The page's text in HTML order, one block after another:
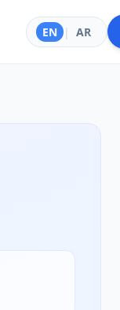
EN | AR